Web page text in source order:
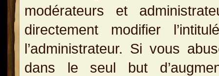
modérateurs et
directement modifier
l’administrateur. Si vous
dans le seul but